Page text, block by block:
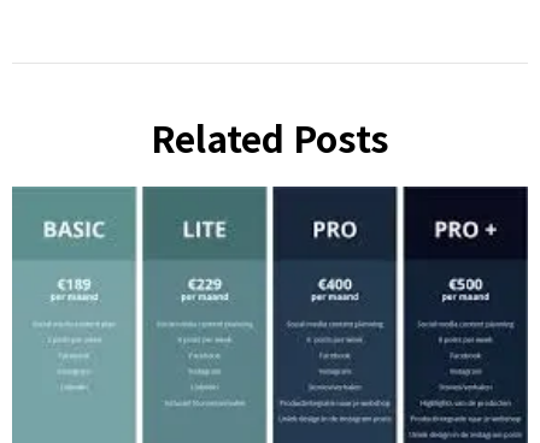
Related Posts